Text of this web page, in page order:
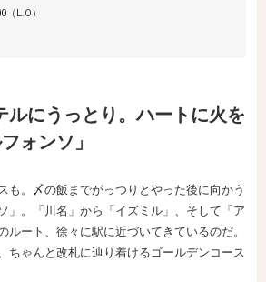
（L.O）
ルにうっとり。ハートに火を
ォンソ」
も。〆の飯までがっつりとやった後に向かう
」。「川名」から「イズミル」、そして「ア
ルート、徐々に駅に近づいてきているのだ。
ちゃんと改札に辿り着けるゴールデンコース